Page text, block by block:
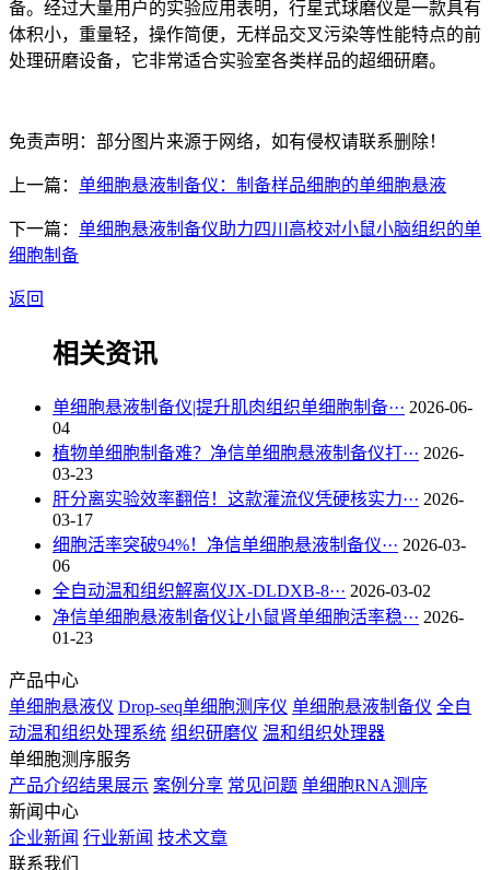
备。经过大量用户的实验应用表明，行星式球磨仪是一款具有
体积小，重量轻，操作简便，无样品交叉污染等性能特点的前
处理研磨设备，它非常适合实验室各类样品的超细研磨。
免责声明：部分图片来源于网络，如有侵权请联系删除！
上一篇： 单细胞悬液制备仪：制备样品细胞的单细胞悬液
下一篇： 单细胞悬液制备仪助力四川高校对小鼠小脑组织的单
细胞制备
返回
相关资讯
单细胞悬液制备仪|提升肌肉组织单细胞制备··· 2026-06-
04
植物单细胞制备难？净信单细胞悬液制备仪打··· 2026-
03-23
肝分离实验效率翻倍！这款灌流仪凭硬核实力··· 2026-
03-17
细胞活率突破94%！净信单细胞悬液制备仪··· 2026-03-
06
全自动温和组织解离仪JX-DLDXB-8··· 2026-03-02
净信单细胞悬液制备仪让小鼠肾单细胞活率稳··· 2026-
01-23
产品中心
单细胞悬液仪 Drop-seq单细胞测序仪 单细胞悬液制备仪 全自
动温和组织处理系统 组织研磨仪 温和组织处理器
单细胞测序服务
产品介绍结果展示 案例分享 常见问题 单细胞RNA测序
新闻中心
企业新闻 行业新闻 技术文章
联系我们